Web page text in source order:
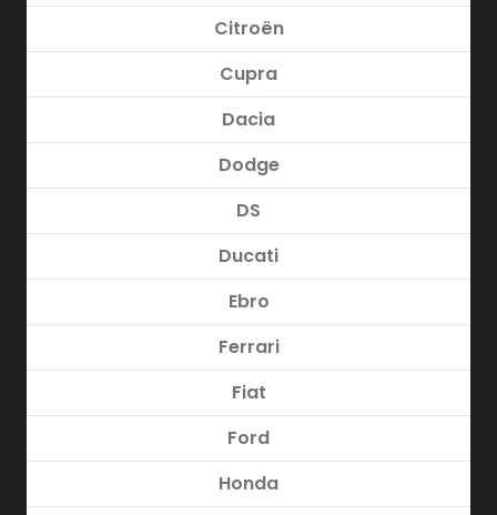
Citroën
Cupra
Dacia
Dodge
DS
Ducati
Ebro
Ferrari
Fiat
Ford
Honda